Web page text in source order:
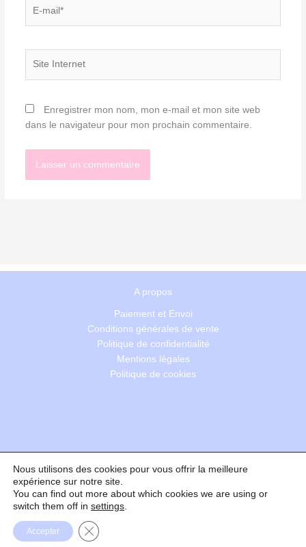
mail*
Enregistrer mon nom, mon e-mail et mon site web
dans le navigateur pour mon prochain commentaire.
A propos
Paiement et Envoi
Conditions générales de vente
Politique de confidentialité
Mentions légales
Politique de cookies
Recherche
Nous utilisons des cookies pour vous offrir la meilleure
expérience sur notre site.
You can find out more about which cookies we are using or
switch them off in settings
Accepter Fermer la bannière des cookies GDPR